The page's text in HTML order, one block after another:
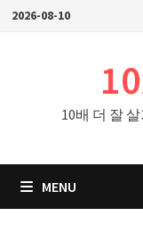
Skip2026-08-10
10배 더 잘
MENU